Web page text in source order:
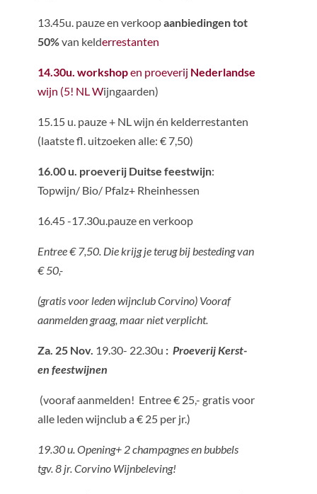
13.45u. pauze en verkoopaanbiedingen tot
50%van kelderrestanten
14.30u. workshopen proeverij Nederlandse
wijn (5! NL Wijngaarden)
15.15 u. pauze + NL wijn én kelderrestanten
(laatste fl. uitzoeken alle: € 7,50)
16.00 u. proeverij Duitse feestwijn:
Topwijn/ Bio/ Pfalz+ Rheinhessen
16.45 -17.30u.pauze en verkoop
Entree € 7,50. Die krijg je terug bij besteding van
€ 50,-
(gratis voor leden wijnclub Corvino) Vooraf
aanmelden graag, maar niet verplicht.
Za. 25 Nov. 19.30- 22.30u : Proeverij Kerst-
en feestwijnen
(vooraf aanmelden! Entree € 25,- gratis voor
alle leden wijnclub a € 25 per jr.)
19.30 u. Opening+ 2 champagnes en bubbels
tgv. 8 jr. Corvino Wijnbeleving!